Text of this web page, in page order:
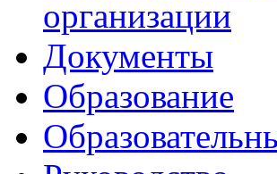
организации
Документы
Образование